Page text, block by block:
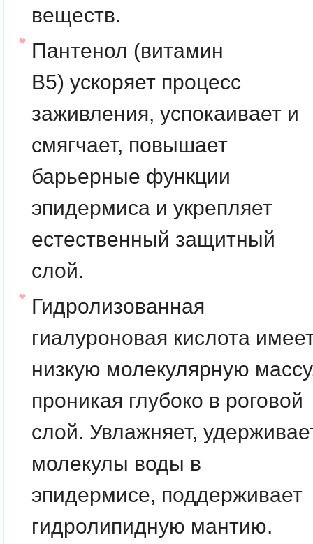
веществ.
Пантенол (витамин
B5) ускоряет процесс
заживления, успокаивает и
смягчает, повышает
барьерные функции
эпидермиса и укрепляет
естественный защитный
слой.
Гидролизованная
гиалуроновая кислота
низкую молекулярную
проникая глубоко в роговой
слой. Увлажняет,
молекулы воды в
эпидермисе, поддерживает
гидролипидную мантию.